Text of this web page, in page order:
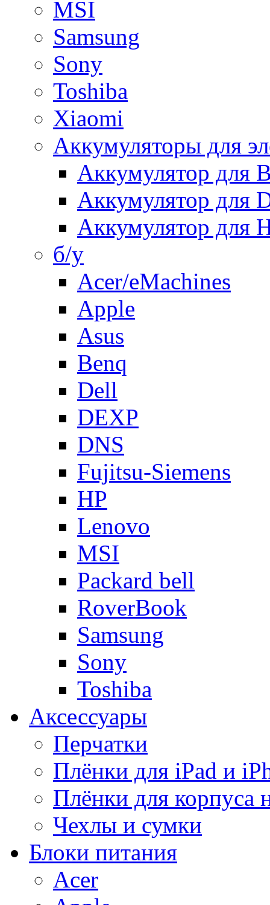
MSI
Samsung
Sony
Toshiba
Xiaomi
Аккумуляторы для
Аккумулятор для
Аккумулятор для
Аккумулятор для
б/у
Acer/eMachines
Apple
Asus
Benq
Dell
DEXP
DNS
Fujitsu-Siemens
HP
Lenovo
MSI
Packard bell
RoverBook
Samsung
Sony
Toshiba
Аксессуары
Перчатки
Плёнки для iPad и
Плёнки для корпуса
Чехлы и сумки
Блоки питания
Acer